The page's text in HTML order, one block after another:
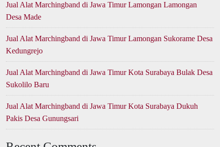
Jual Alat Marchingband di Jawa Timur Lamongan Lamongan
Desa Made
Jual Alat Marchingband di Jawa Timur Lamongan Sukorame Desa
Kedungrejo
Jual Alat Marchingband di Jawa Timur Kota Surabaya Bulak Desa
Sukolilo Baru
Jual Alat Marchingband di Jawa Timur Kota Surabaya Dukuh
Pakis Desa Gunungsari